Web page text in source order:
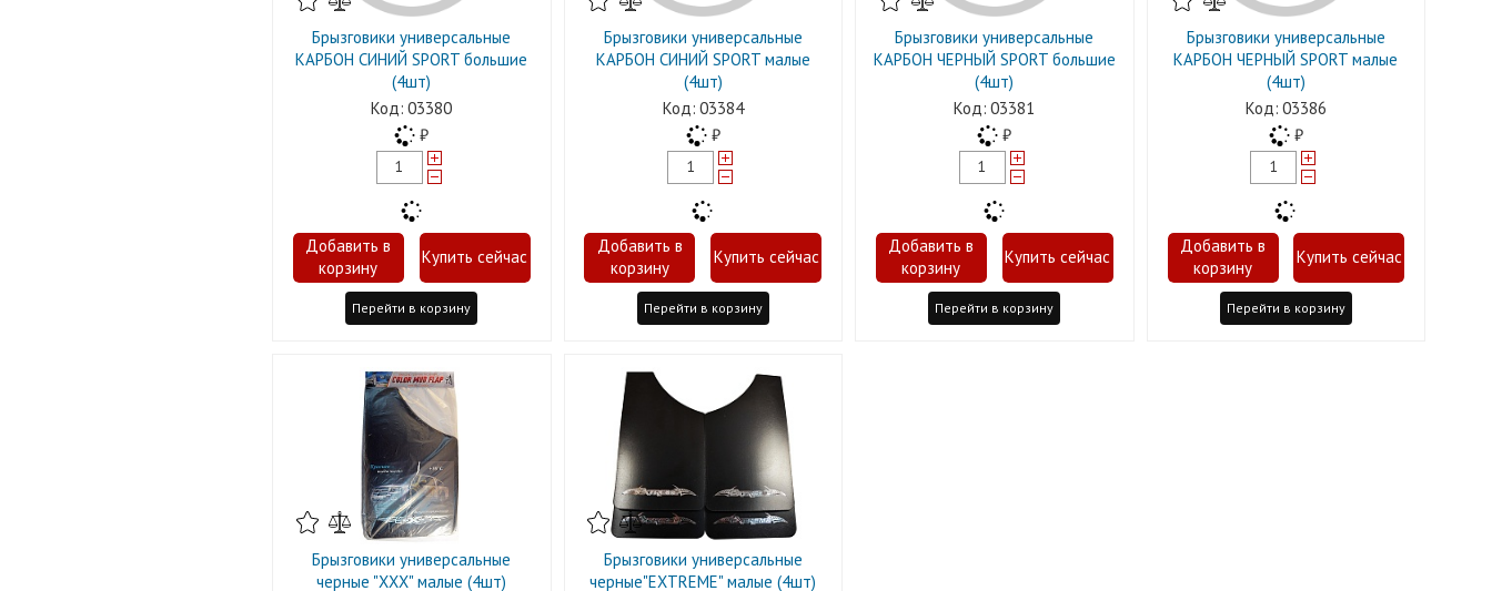
Брызговики универсальные
КАРБОН СИНИЙ SPORT большие
(4шт)
03380
Перейти в корзину
Брызговики универсальные
КАРБОН СИНИЙ SPORT малые
(4шт)
03384
Перейти в корзину
Брызговики универсальные
КАРБОН ЧЕРНЫЙ SPORT большие
(4шт)
03381
Перейти в корзину
Брызговики универсальные
КАРБОН ЧЕРНЫЙ SPORT малые
(4шт)
03386
Перейти в корзину
Брызговики универсальные
черные "XXX" малые (4шт)
Брызговики универсальные
черные"EXTREME" малые (4шт)